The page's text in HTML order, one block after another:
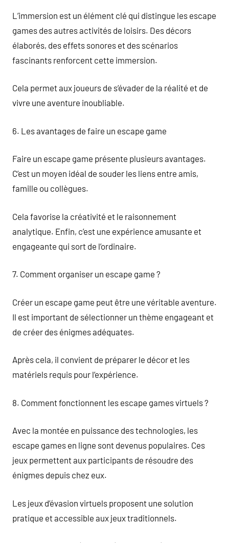
L’immersion est un élément clé qui distingue les escape
games des autres activités de loisirs. Des décors
élaborés, des effets sonores et des scénarios
fascinants renforcent cette immersion.
Cela permet aux joueurs de s’évader de la réalité et de
vivre une aventure inoubliable.
6. Les avantages de faire un escape game
Faire un escape game présente plusieurs avantages.
C’est un moyen idéal de souder les liens entre amis,
famille ou collègues.
Cela favorise la créativité et le raisonnement
analytique. Enfin, c’est une expérience amusante et
engageante qui sort de l’ordinaire.
7. Comment organiser un escape game ?
Créer un escape game peut être une véritable aventure.
Il est important de sélectionner un thème engageant et
de créer des énigmes adéquates.
Après cela, il convient de préparer le décor et les
matériels requis pour l’expérience.
8. Comment fonctionnent les escape games virtuels ?
Avec la montée en puissance des technologies, les
escape games en ligne sont devenus populaires. Ces
jeux permettent aux participants de résoudre des
énigmes depuis chez eux.
Les jeux d’évasion virtuels proposent une solution
pratique et accessible aux jeux traditionnels.